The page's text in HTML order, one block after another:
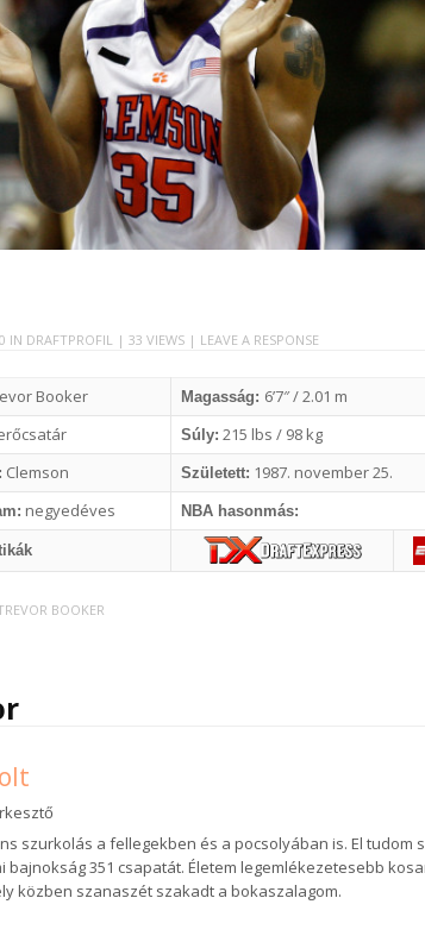
IN DRAFTPROFIL | 33 VIEWS | LEAVE A RESPONSE
Booker Magasság: 6’7″ / 2.01 m
Súly: 215 lbs / 98 kg
Clemson Született: 1987. november 25.
negyedéves NBA hasonmás:
BOOKER
szurkolás a fellegekben és a pocsolyában is. El tudom
bajnokság 351 csapatát. Életem legemlékezetesebb
közben szanaszét szakadt a bokaszalagom.